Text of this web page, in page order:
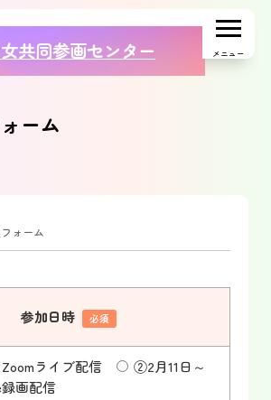
共同参画センター メニュー
ーム
ォーム
参加日時 必須
ライブ配信
②2月11日～
画配信